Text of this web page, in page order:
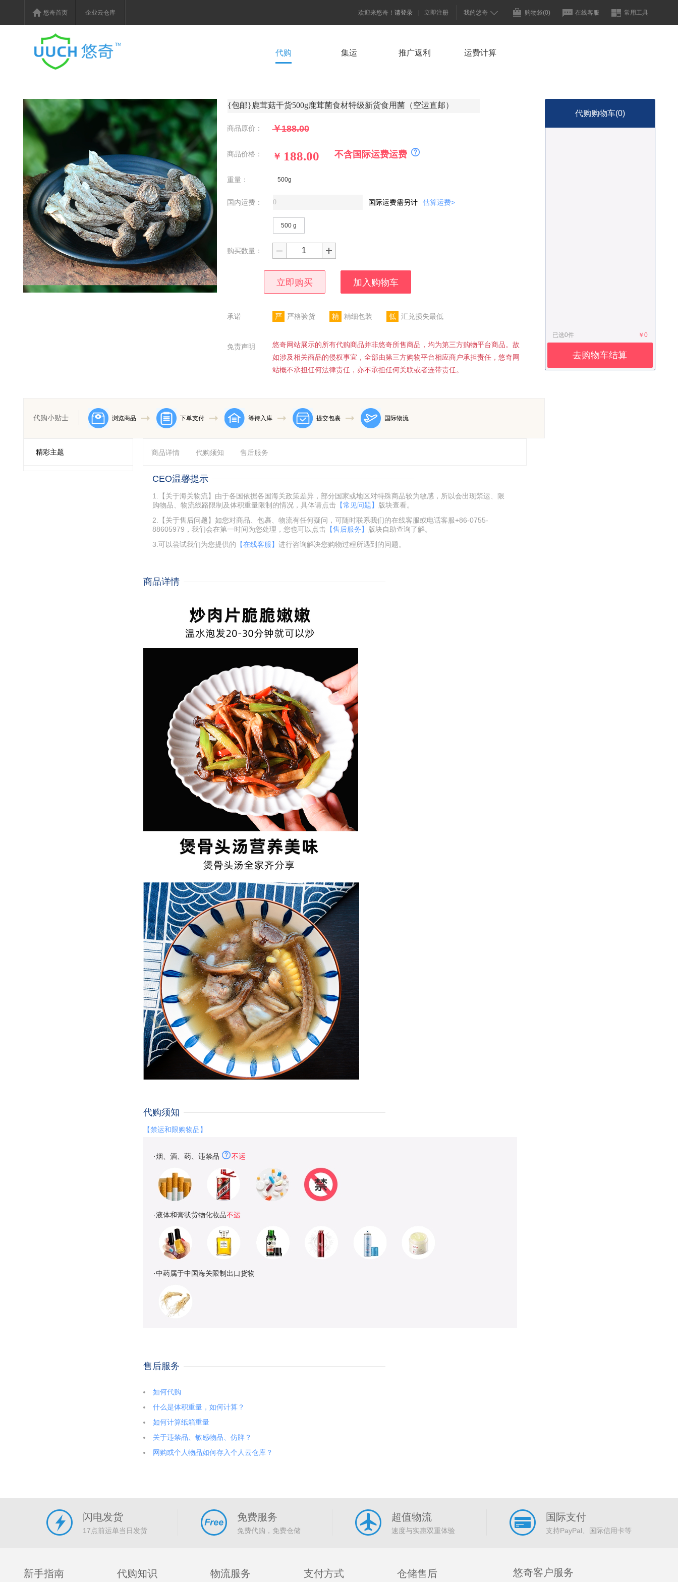
悠奇首页 企业云仓库 欢迎来悠奇！ 请登录 立即注册 我的悠奇 购物袋(0) 在线客服 常用工具
代购 集运 推广返利 运费计算
商品原价： ￥188.00
商品价格： ￥ 不含国际运费运费
重量： 500g
国内运费： 国际运费需另计 估算运费>
500 g
购买数量：
立即购买 加入购物车
承诺 严 严格验货 精 精细包装 低 汇兑损失最低
免责声明
悠奇网站展示的所有代购商品并非悠奇所售商品，均为第三方购物平台商品。故
如涉及相关商品的侵权事宜，全部由第三方购物平台相应商户承担责任，悠奇网
站概不承担任何法律责任，亦不承担任何关联或者连带责任。
代购小贴士 浏览商品 下单支付 等待入库 提交包裹 国际物流
精彩主题 商品详情 代购须知 售后服务
CEO温馨提示
1.【关于海关物流】由于各国依据各国海关政策差异，部分国家或地区对特殊商品较为敏感，所以会出现禁运、限
购物品、物流线路限制及体积重量限制的情况，具体请点击【常见问题】
版块查看。
2.【关于售后问题】如您对商品、包裹、物流有任何疑问，可随时联系我们的在线客服或电话客服+86-0755-
88605979，我们会在第一时间为您处理，您也可以点击【售后服务】
版块自助查询了解。
3.可以尝试我们为您提供的 【在线客服】 进行咨询解决您购物过程所遇到的问题。
商品详情
代购须知
【禁运和限购物品】
·烟、酒、药、违禁品 不运
·液体和膏状货物化妆品不运
·中药属于中国海关限制出口货物
售后服务
如何代购
什么是体积重量，如何计算？
如何计算纸箱重量
关于违禁品、敏感物品、仿牌？
网购或个人物品如何存入个人云仓库？
代购购物车(0)
已选0件 ￥0
去购物车结算
闪电发货
17点前运单当日发货
免费服务
免费代购，免费仓储
超值物流
速度与实惠双重体验
国际支付
支持PayPal、国际信用卡等
新手指南 代购知识 物流服务 支付方式 仓储售后 悠奇客户服务